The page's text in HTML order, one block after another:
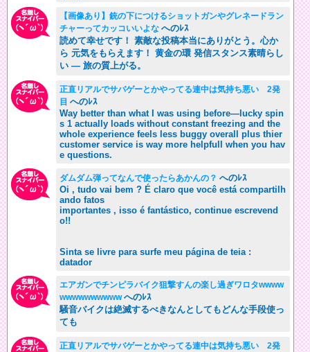
【画像あり】銃の下につけるショットガンやグレネードラン
チャーってカッコいいよな へのﾚｽ
読めて幸せです！ 素敵な投稿本当にありがとう。心か
ら 元気をもらえます！ 黄金の環 発信スタンス素晴らし
い — 旅の質上がる。
正直リアルでサバゲーとかやってる連中は気持ち悪い 2発
目 へのﾚｽ
Way better than what I was using before—lucky spin
s 1 actually loads without constant freezing and the
whole experience feels less buggy overall plus thier
customer service is way more helpfull when you hav
e questions.
ダムダム弾ってなんで使ったらあかんの？ へのﾚｽ
Oi , tudo vai bem ? É claro que você está compartilh
ando fatos
importantes , isso é fantástico, continue escrevend
o!!
Sinta se livre para surfe meu página de teia :
datador
エアガンでチンピラバイク狙撃すんの楽し過ぎワロタwwww
wwwwwwwwwwへのﾚｽ
騒音バイクは絶滅するべきなんとしてもどんな手段使っ
ても
正直リアルでサバゲーとかやってる連中は気持ち悪い 2発